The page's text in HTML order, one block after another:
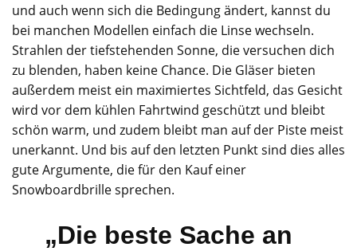
und auch wenn sich die Bedingung ändert, kannst du
bei manchen Modellen einfach die Linse wechseln.
Strahlen der tiefstehenden Sonne, die versuchen dich
zu blenden, haben keine Chance. Die Gläser bieten
außerdem meist ein maximiertes Sichtfeld, das Gesicht
wird vor dem kühlen Fahrtwind geschützt und bleibt
schön warm, und zudem bleibt man auf der Piste meist
unerkannt. Und bis auf den letzten Punkt sind dies alles
gute Argumente, die für den Kauf einer
Snowboardbrille sprechen.
„Die beste Sache an